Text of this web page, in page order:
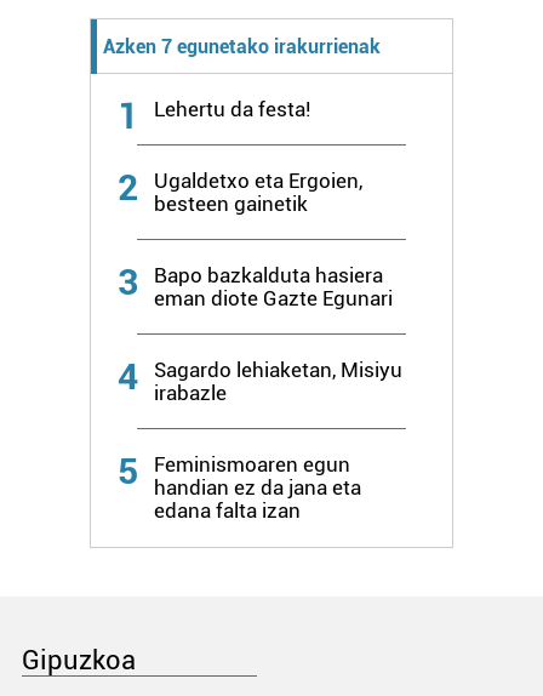
Azken 7 egunetako irakurrienak
1 Lehertu da festa!
2
Ugaldetxo eta Ergoien,
besteen gainetik
3
Bapo bazkalduta hasiera
eman diote Gazte Egunari
4
Sagardo lehiaketan, Misiyu
irabazle
5
Feminismoaren egun
handian ez da jana eta
edana falta izan
Gipuzkoa